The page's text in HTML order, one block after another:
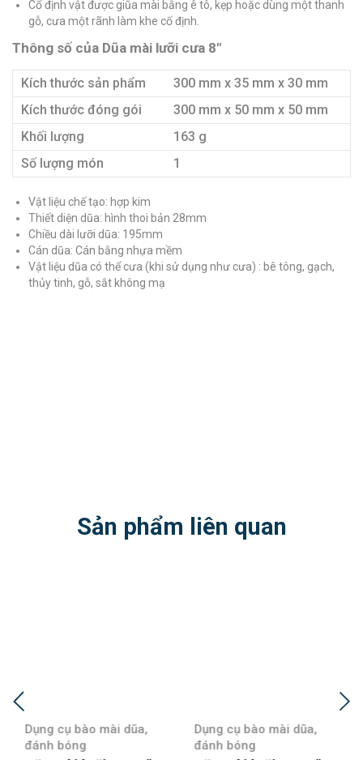
Cố định vật được giũa mài bằng ê tô, kẹp hoặc dùng một thanh
gỗ, cưa một rãnh làm khe cố định.
Thông số của Dũa mài lưỡi cưa 8″
Kích thước sản phẩm
300 mm x 35 mm x 30 mm
Kích thước đóng gói
300 mm x 50 mm x 50 mm
Khối lượng
163 g
Số lượng món
1
Vật liệu chế tạo: hợp kim
Thiết diện dũa: hình thoi bản 28mm
Chiều dài lưỡi dũa: 195mm
Cán dũa: Cán bằng nhựa mềm
Vật liệu dũa có thể cưa (khi sử dụng như cưa) : bê tông, gạch,
thủy tinh, gỗ, sắt không mạ
Sản phẩm liên quan
Dụng cụ bào mài dũa,
đánh bóng
Dụng cụ bào mài dũa,
đánh bóng